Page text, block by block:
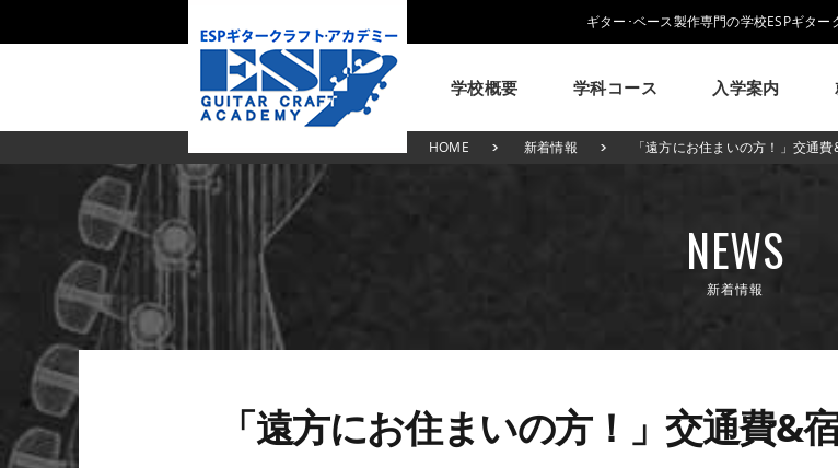
ギター･ベース製作専門の学校ESPギター
学校概要
学校概要
学科コース
学科コース
入学案内
入学案内
就職進路指導
ESPについて
GCAの人気動画紹介
東京校
HOME 新着情報 「遠方にお住まいの方！」交通
NEWS
新着情報
「遠方にお住まいの方！」交通費&